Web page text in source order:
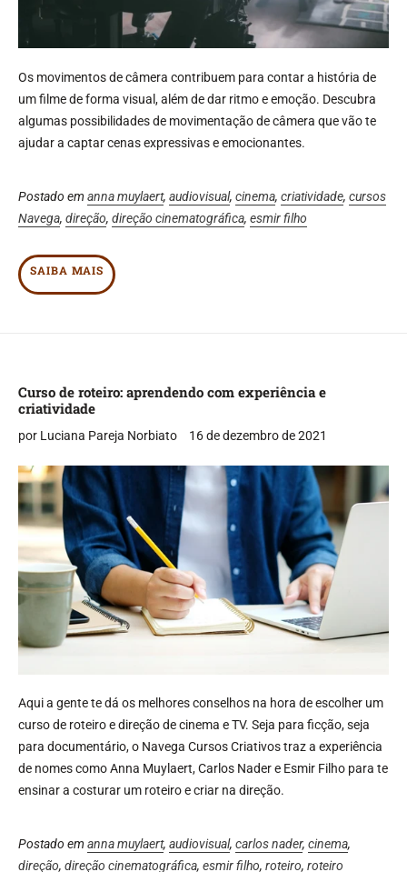
Os movimentos de câmera contribuem para contar a história de
um filme de forma visual, além de dar ritmo e emoção. Descubra
algumas possibilidades de movimentação de câmera que vão te
ajudar a captar cenas expressivas e emocionantes.
Postado em anna muylaert, audiovisual, cinema, criatividade, cursos
Navega, direção, direção cinematográfica, esmir filho
SAIBA MAIS
Curso de roteiro: aprendendo com experiência e
criatividade
por Luciana Pareja Norbiato 16 de dezembro de 2021
Aqui a gente te dá os melhores conselhos na hora de escolher um
curso de roteiro e direção de cinema e TV. Seja para ficção, seja
para documentário, o Navega Cursos Criativos traz a experiência
de nomes como Anna Muylaert, Carlos Nader e Esmir Filho para te
ensinar a costurar um roteiro e criar na direção.
Postado em anna muylaert, audiovisual, carlos nader, cinema,
direção, direção cinematográfica, esmir filho, roteiro, roteiro